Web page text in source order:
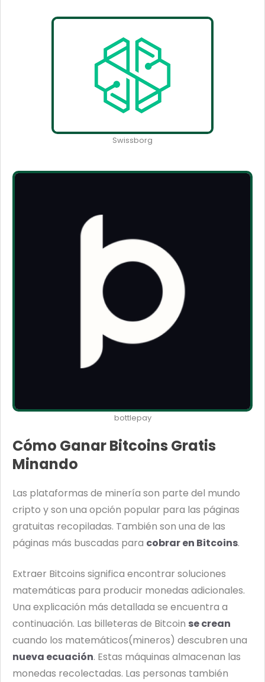
Swissborg
bottlepay
Cómo Ganar Bitcoins Gratis
Minando
Las plataformas de minería son parte del mundo
cripto y son una opción popular para las páginas
gratuitas recopiladas. También son una de las
páginas más buscadas para cobrar en Bitcoins.
Extraer Bitcoins significa encontrar soluciones
matemáticas para producir monedas adicionales.
Una explicación más detallada se encuentra a
continuación. Las billeteras de Bitcoin se crean
cuando los matemáticos(mineros) descubren una
nueva ecuación. Estas máquinas almacenan las
monedas recolectadas. Las personas también